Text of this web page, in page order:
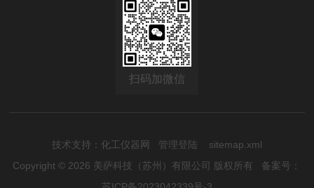
扫码加微信
技术支持： 化工仪器网 管理登陆
sitemap.xml
Copyright © 2026 美萨科技（苏州）有限公司 版权所有 备案号：